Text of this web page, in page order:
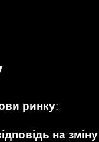
ринку:
на